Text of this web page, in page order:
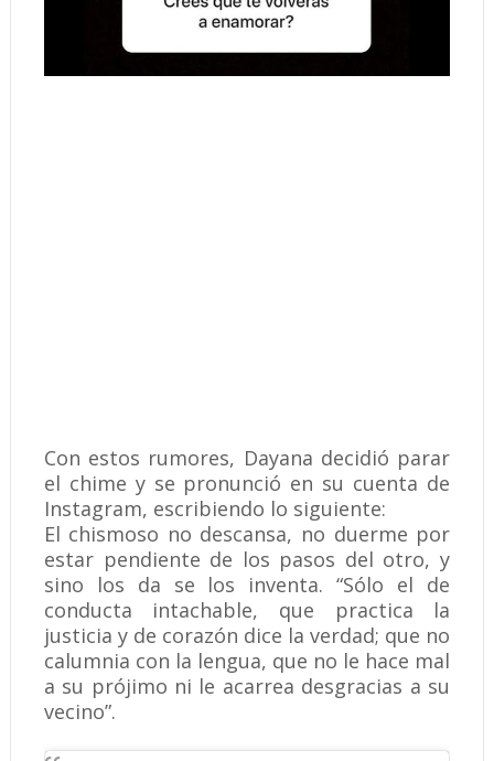
Con estos rumores, Dayana decidió parar
el chime y se pronunció en su cuenta de
Instagram, escribiendo lo siguiente:
El chismoso no descansa, no duerme por
estar pendiente de los pasos del otro, y
sino los da se los inventa. “Sólo el de
conducta intachable, que practica la
justicia y de corazón dice la verdad; que no
calumnia con la lengua, que no le hace mal
a su prójimo ni le acarrea desgracias a su
vecino”.